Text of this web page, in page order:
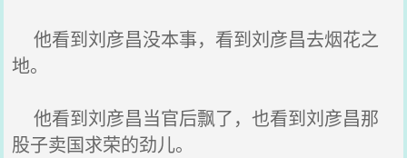
他看到刘彦昌没本事，看到刘彦昌去烟花之
地。
他看到刘彦昌当官后飘了，也看到刘彦昌那
股子卖国求荣的劲儿。